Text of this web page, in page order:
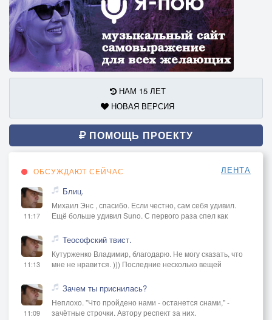
НАМ 15 ЛЕТ
НОВАЯ ВЕРСИЯ
ПОМОЩЬ ПРОЕКТУ
ОБСУЖДАЮТ СЕЙЧАС ЛЕНТА
11:17
Блиц.
Михаил Энс , спасибо. Если честно, сам себя удивил.
Ещё больше удивил Suno. С первого раза спел как
11:13
Теософский твист.
Кутурженко Владимир, благодарю. Не могу сказать, что
мне не нравится. ))) Последние несколько вещей
11:09
Зачем ты приснилась?
Неплохо. "Что пройдено нами - останется снами," -
зачётные строчки. Автору респект за них.